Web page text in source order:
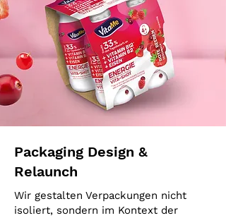
Packaging Design &
Relaunch
Wir gestalten Verpackungen nicht
isoliert, sondern im Kontext der